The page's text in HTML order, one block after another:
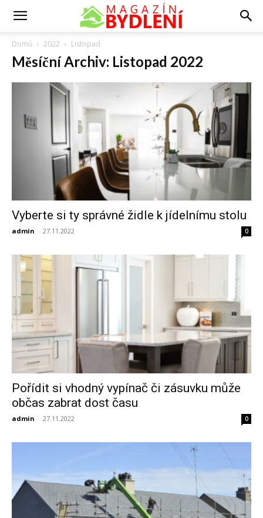
Domů 2022 Listopad
Měsíční Archiv: Listopad 2022
Vyberte si ty správné židle k jídelnímu stolu
admin - 27.11.2022 0
Pořídit si vhodný vypínač či zásuvku může
občas zabrat dost času
admin - 27.11.2022 0